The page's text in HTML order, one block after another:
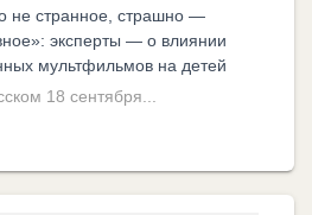
не странное, страшно —
эксперты — о влиянии
мультфильмов на детей
18 сентября...